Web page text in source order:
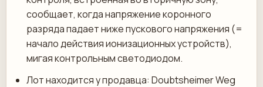
сообщает, когда напряжение коронного
разряда падает ниже пускового напряжения (=
начало действия ионизационных устройств),
мигая контрольным светодиодом.
Лот находится у продавца: Doubtsheimer Weg